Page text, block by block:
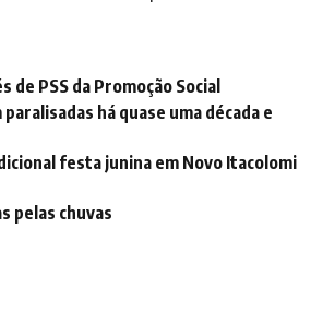
PSS da Promoção Social
há quase uma década e
festa junina em Novo Itacolomi
pelas chuvas